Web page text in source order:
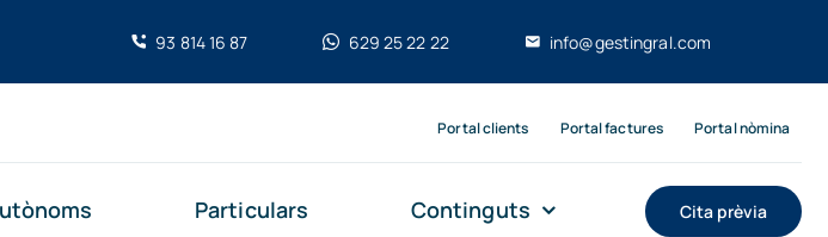
93 814 16 87 629 25 22 22 info@gestingral.com
Portal clients Portal factures Portal nòmina
Particulars Continguts Cita prèvia